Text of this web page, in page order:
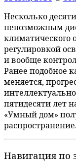
Несколько
невозможным
климатического
регулировкой
и вообще
Ранее подобное
меняется,
пятидесяти лет
«Умный дом»
Навигация по